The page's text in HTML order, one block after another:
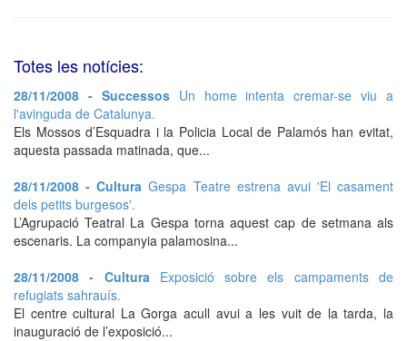
Totes les notícies:
28/11/2008 - Successos Un home intenta cremar-se viu a
l'avinguda de Catalunya.
Els Mossos d’Esquadra i la Policia Local de Palamós han evitat,
aquesta passada matinada, que...
28/11/2008 - CulturaGespa Teatre estrena avui 'El casament
dels petits burgesos'.
L’Agrupació Teatral La Gespa torna aquest cap de setmana als
escenaris. La companyia palamosina...
28/11/2008 - Cultura Exposició sobre els campaments de
refugiats sahrauís.
El centre cultural La Gorga acull avui a les vuit de la tarda, la
inauguració de l’exposició...